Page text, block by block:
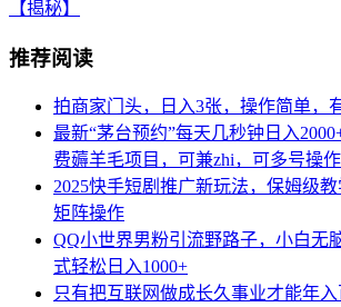
【揭秘】
推荐阅读
拍商家门头，日入3张，操作简单，
最新“茅台预约”每天几秒钟日入
费薅羊毛项目，可兼zhi，可多号操作
2025快手短剧推广新玩法，保姆级
矩阵操作
QQ小世界男粉引流野路子，小白无
式轻松日入1000+
只有把互联网做成长久事业才能年